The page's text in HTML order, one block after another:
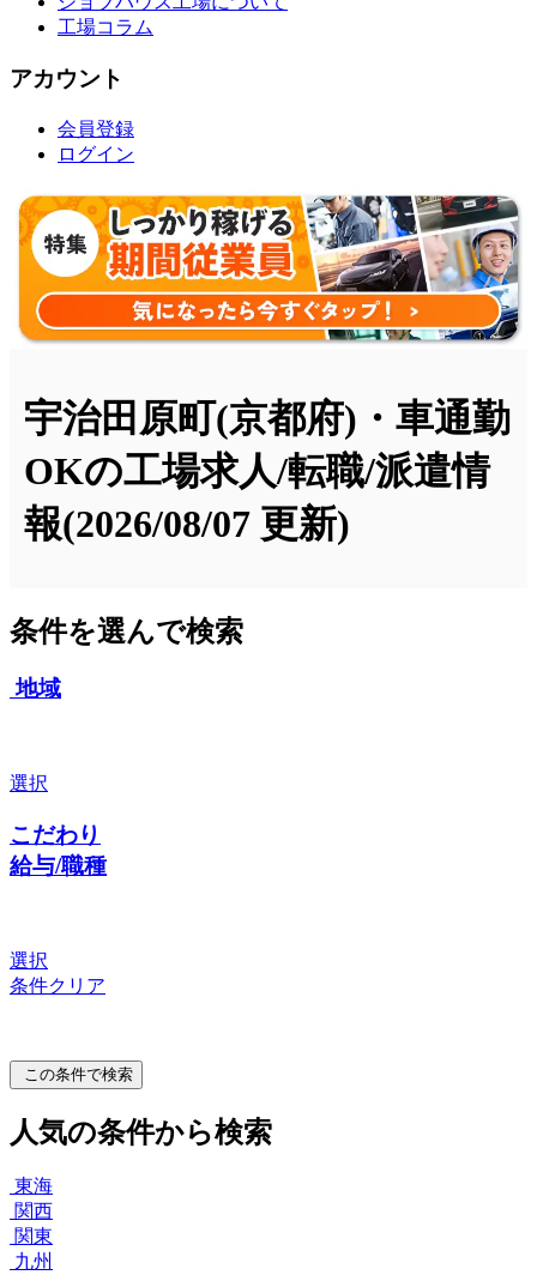
工場コラム
アカウント
会員登録
ログイン
宇治田原町(京都府)・車通勤
OKの工場求人/転職/派遣情
報(2026/08/07 更新)
条件を選んで検索
地域
選択
こだわり
給与/職種
選択
条件クリア
この条件で検索
人気の条件から検索
東海
関西
関東
九州